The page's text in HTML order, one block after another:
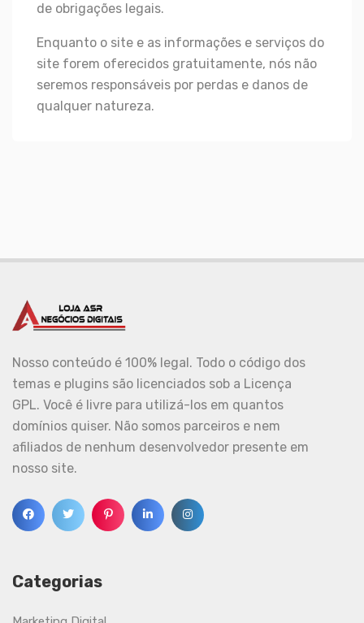
de obrigações legais.
Enquanto o site e as informações e serviços do
site forem oferecidos gratuitamente, nós não
seremos responsáveis por perdas e danos de
qualquer natureza.
Nosso conteúdo é 100% legal. Todo o código dos
temas e plugins são licenciados sob a Licença
GPL. Você é livre para utilizá-los em quantos
domínios quiser. Não somos parceiros e nem
afiliados de nenhum desenvolvedor presente em
nosso site.
Categorias